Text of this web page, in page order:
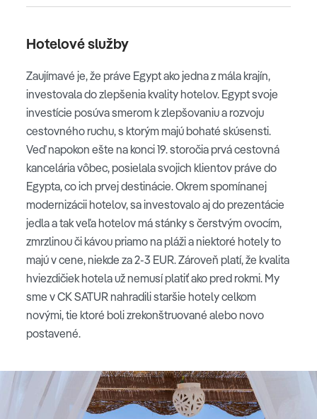
Hotelové služby
Zaujímavé je, že práve Egypt ako jedna z mála krajín,
investovala do zlepšenia kvality hotelov. Egypt svoje
investície posúva smerom k zlepšovaniu a rozvoju
cestovného ruchu, s ktorým majú bohaté skúsensti.
Veď napokon ešte na konci 19. storočia prvá cestovná
kancelária vôbec, posielala svojich klientov práve do
Egypta, co ich prvej destinácie. Okrem spomínanej
modernizácii hotelov, sa investovalo aj do prezentácie
jedla a tak veľa hotelov má stánky s čerstvým ovocím,
zmrzlinou či kávou priamo na pláži a niektoré hotely to
majú v cene, niekde za 2-3 EUR. Zároveň platí, že kvalita
hviezdičiek hotela už nemusí platiť ako pred rokmi. My
sme v CK SATUR nahradili staršie hotely celkom
novými, tie ktoré boli zrekonštruované alebo novo
postavené.